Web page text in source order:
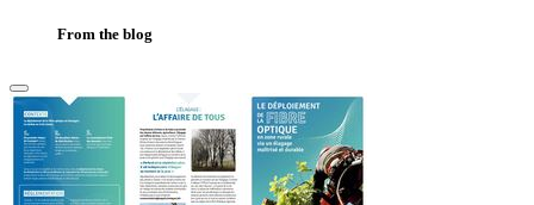
From the blog